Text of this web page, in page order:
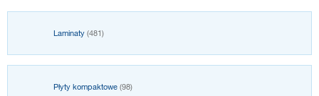
Laminaty (481)
Płyty kompaktowe (98)